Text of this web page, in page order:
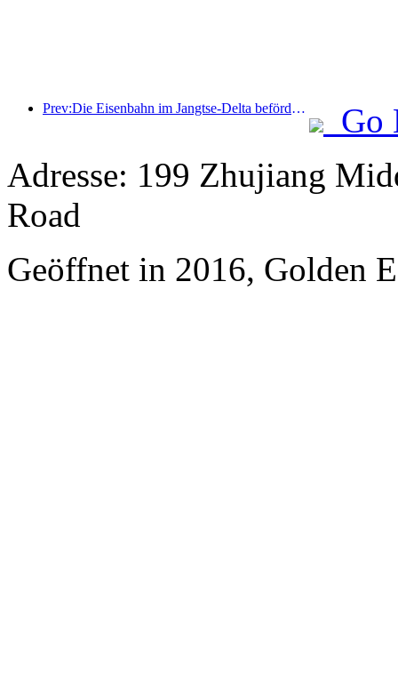
Prev:Die Eisenbahn im Jangtse-Delta beförderte während der Maifeiertage über 21,38 Millionen Fahrgäste.
Go
Adresse: 199 Zhujiang
Road
Geöffnet in 2016, Golden